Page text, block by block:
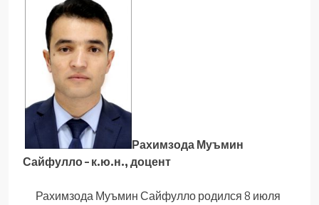
Рахимзода Муъмин
Сайфулло – к.ю.н., доцент
Рахимзода Муъмин Сайфулло родился 8 июля